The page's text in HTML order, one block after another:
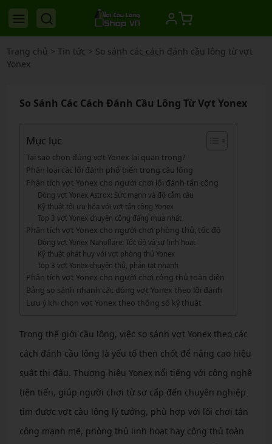
Trang chủ > Tin tức > So sánh các cách đánh cầu lông từ vợt
Yonex
So Sánh Các Cách Đánh Cầu Lông Từ Vợt Yonex
Mục lục
Tại sao chọn đúng vợt Yonex lại quan trọng?
Phân loại các lối đánh phổ biến trong cầu lông
Phân tích vợt Yonex cho người chơi lối đánh tấn công
Dòng vợt Yonex Astrox: Sức mạnh và độ cắm cầu
Kỹ thuật tối ưu hóa với vợt tấn công Yonex
Top 3 vợt Yonex chuyên công đáng mua nhất
Phân tích vợt Yonex cho người chơi phòng thủ, tốc độ
Dòng vợt Yonex Nanoflare: Tốc độ và sự linh hoạt
Kỹ thuật phát huy với vợt phòng thủ Yonex
Top 3 vợt Yonex chuyên thủ, phản tạt nhanh
Phân tích vợt Yonex cho người chơi công thủ toàn diện
Bảng so sánh nhanh các dòng vợt Yonex theo lối đánh
Lưu ý khi chọn vợt Yonex theo thông số kỹ thuật
Trong thế giới cầu lông, việc so sánh vợt Yonex theo các
cách đánh cầu lông là yếu tố then chốt để nâng cao hiệu
suất thi đấu. Thương hiệu Yonex nổi tiếng với công nghệ
tiên tiến, giúp người chơi từ sơ cấp đến chuyên nghiệp
tìm được vợt cầu lông lý tưởng, phù hợp với lối chơi tấn
công mạnh mẽ, phòng thủ linh hoạt hay công thủ toàn